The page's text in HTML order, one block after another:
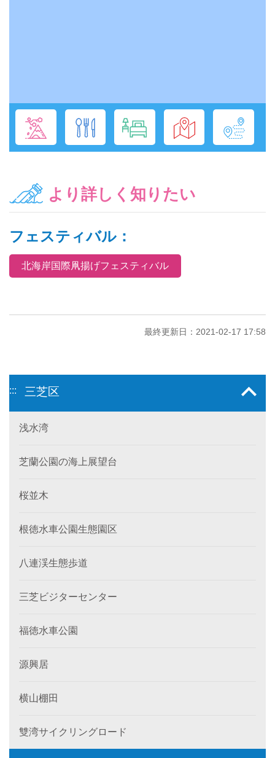
より詳しく知りたい
フェスティバル：
北海岸国際凧揚げフェスティバル
最終更新日：2021-02-17 17:58
::: 三芝区
浅水湾
芝蘭公園の海上展望台
桜並木
根徳水車公園生態園区
八連渓生態歩道
三芝ビジターセンター
福徳水車公園
源興居
横山棚田
雙湾サイクリングロード